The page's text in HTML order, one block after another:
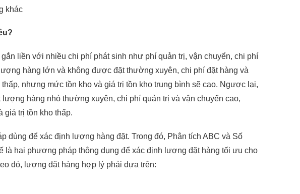
khác
gắn liền với nhiều chi phí phát sinh như phí quản trị, vận chuyển, chi phí
hàng lớn và không được đặt thường xuyên, chi phí đặt hàng và
nhưng mức tồn kho và giá trị tồn kho trung bình sẽ cao. Ngược lại,
lượng hàng nhỏ thường xuyên, chi phí quản trị và vận chuyển cao,
giá trị tồn kho thấp.
dùng để xác định lượng hàng đặt. Trong đó, Phân tích ABC và Số
là hai phương pháp thông dụng để xác định lượng đặt hàng tối ưu cho
đó, lượng đặt hàng hợp lý phải dựa trên:
bạn
GỬI YÊU CẦU